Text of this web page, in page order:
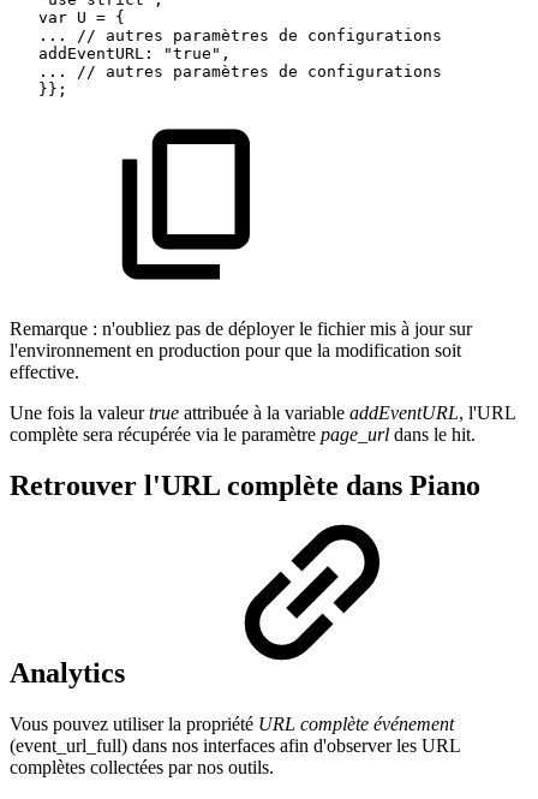
var U = {
...
// autres paramètres de
configurations
addEventURL:
"true",
...
// autres paramètres de
configurations
}};
Remarque : n'oubliez pas de déployer le fichier mis à jour sur
l'environnement en production pour que la modification soit
effective.
Une fois la valeurtrue attribuée à la variable addEventURL, l'URL
complète sera récupérée via le paramètre page_url dans le hit.
Retrouver l'URL complète dans Piano
Analytics
Vous pouvez utiliser la propriété URL complète événement
(event_url_full) dans nos interfaces afin d'observer les URL
complètes collectées par nos outils.